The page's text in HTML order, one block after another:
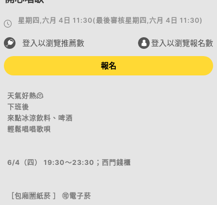
星期四,六月 4日 11:30(最後審核星期四,六月 4日 11:30)
登入以瀏覽推薦數 登入以瀏覽報名數
報名
天氣好熱🫠
下班後
來點冰涼飲料、啤酒
輕鬆唱唱歌唄
6/4（四） 19:30～23:30；西門錢櫃
［包廂🈲紙菸 ］ 🉑電子菸